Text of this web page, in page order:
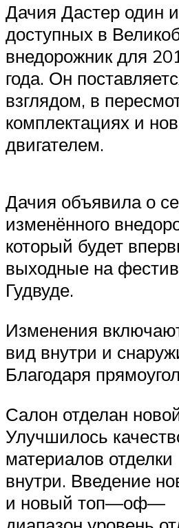
Дачия Дастер один
доступных в
внедорожник для
года. Он
взглядом, в
комплектациях и
двигателем.
Дачия объявила о
изменённого
который будет
выходные на
Гудвуде.
Изменения
вид внутри и
Благодаря
Салон отделан
Улучшилось
материалов отделки
внутри. Введение
и новый топ—оф—